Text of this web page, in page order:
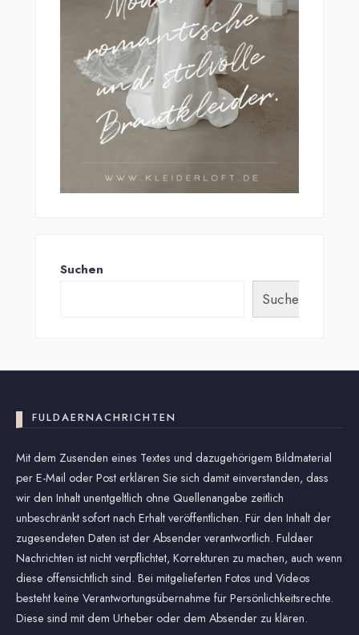
Suchen
Suchen
FULDAERNACHRICHTEN
Mit dem Zusenden eines Textes und dazugehörigem Bildmaterial
per E-Mail oder Post erklären Sie sich damit einverstanden, dass
wir den Inhalt unentgeltlich ohne Quellenangabe zeitlich
unbeschränkt sofort nach Erhalt veröffentlichen. Für den Inhalt der
zugesendeten Daten ist der Absender verantwortlich. Fuldaer
Nachrichten ist nicht verpflichtet, Korrekturen zu machen, auch wenn
diese offensichtlich sind. Bei mitgelieferten Fotos und Videos
besteht keine Verantwortungsübernahme für Persönlichkeitsrechte.
Diese sind mit dem Urheber oder dem Absender zu klären.